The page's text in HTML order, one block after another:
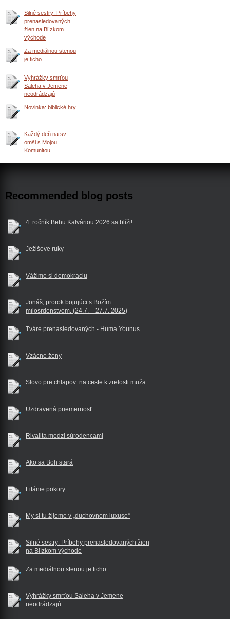
Silné sestry: Príbehy
prenasledovaných
žien na Blízkom
východe
Za mediálnou stenou
je ticho
Vyhrážky smrťou
Saleha v Jemene
neodrádzajú
Novinka: biblické hry
Každý deň na sv.
omši s Mojou
Komunitou
Recommended blog posts
4. ročník Behu Kalváriou 2026 sa blíži!
Ježišove ruky
Vážime si demokraciu
Jonáš, prorok bojujúci s Božím
milosrdenstvom. (24.7. – 27.7. 2025)
Tváre prenasledovaných - Huma Younus
Vzácne ženy
Slovo pre chlapov: na ceste k zrelosti muža
Uzdravená priemernosť
Rivalita medzi súrodencami
Ako sa Boh stará
Litánie pokory
My si tu žijeme v „duchovnom luxuse“
Silné sestry: Príbehy prenasledovaných žien
na Blízkom východe
Za mediálnou stenou je ticho
Vyhrážky smrťou Saleha v Jemene
neodrádzajú